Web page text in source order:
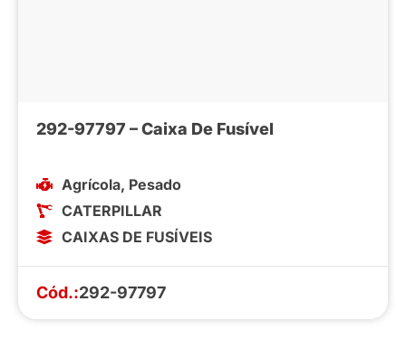
292-97797 – Caixa De Fusível
Agrícola, Pesado
CATERPILLAR
CAIXAS DE FUSÍVEIS
Cód.:292-97797